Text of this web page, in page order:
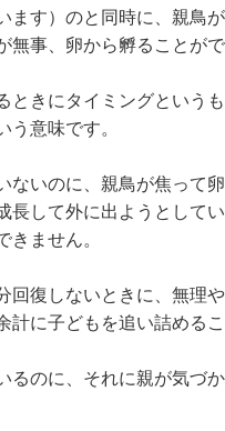
ます）のと同時に、親鳥
無事、卵から孵ることが
ときにタイミングという
意味です。
ないのに、親鳥が焦って
長して外に出ようとして
きません。
回復しないときに、無理
に子どもを追い詰める
るのに、それに親が気づ